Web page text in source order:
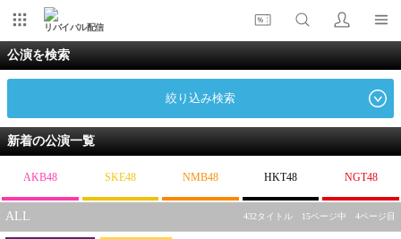
リバイバル配信
公演を検索
絞り込み検索
新着の公演一覧
AKB48 SKE48 NMB48 HKT48 NGT48
ALL 432タイトル 15ページ中 4ページ目